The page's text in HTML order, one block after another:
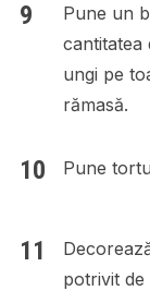
Pune un
cantitatea
ungi pe
rămasă.
Pune
potrivit